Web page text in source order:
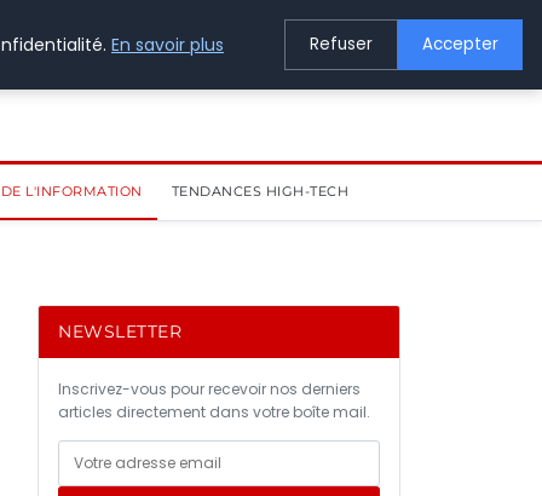
L'INFORMATION TENDANCES HIGH-TECH
NEWSLETTER
Inscrivez-vous pour recevoir nos derniers
articles directement dans votre boîte mail.
En savoir plus Refuser Accepter